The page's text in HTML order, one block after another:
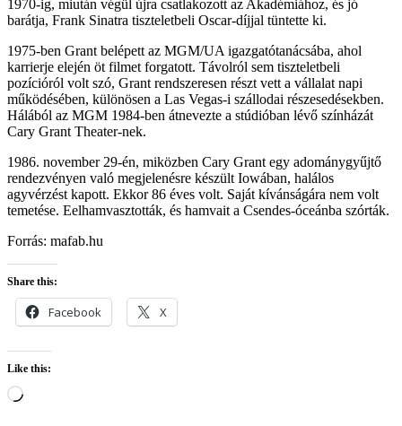
1970-ig, miután végül újra csatlakozott az Akadémiához, és jó
barátja, Frank Sinatra tiszteletbeli Oscar-díjjal tüntette ki.
1975-ben Grant belépett az MGM/UA igazgatótanácsába, ahol
karrierje elején öt filmet forgatott. Távolról sem tiszteletbeli
pozícióról volt szó, Grant rendszeresen részt vett a vállalat napi
működésében, különösen a Las Vegas-i szállodai részesedésekben.
Hálából az MGM 1984-ben átnevezte a stúdióban lévő színházát
Cary Grant Theater-nek.
1986. november 29-én, miközben Cary Grant egy adománygyűjtő
rendezvényen való megjelenésre készült Iowában, halálos
agyvérzést kapott. Ekkor 86 éves volt. Saját kívánságára nem volt
temetése. Eelhamvasztották, és hamvait a Csendes-óceánba szórták.
Forrás: mafab.hu
Share this:
Facebook X
Like this:
Loading…